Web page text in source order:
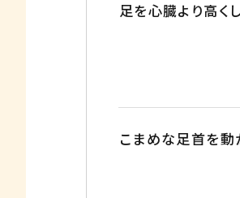
足を心臓より高く
こまめな足首を動